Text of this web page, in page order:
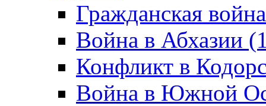
Гражданская
Война в Абхазии
Конфликт в
Война в Южной